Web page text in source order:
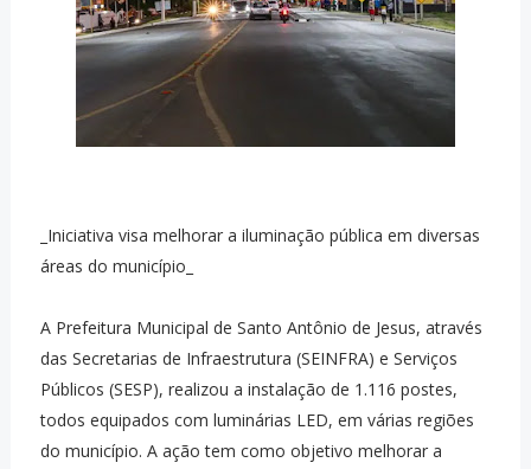
_Iniciativa visa melhorar a iluminação pública em diversas
áreas do município_
A Prefeitura Municipal de Santo Antônio de Jesus, através
das Secretarias de Infraestrutura (SEINFRA) e Serviços
Públicos (SESP), realizou a instalação de 1.116 postes,
todos equipados com luminárias LED, em várias regiões
do município. A ação tem como objetivo melhorar a